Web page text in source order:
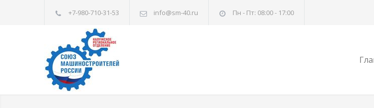
+7-980-710-31-53 info@sm-40.ru Пн - Пт: 08:00 - 17:00